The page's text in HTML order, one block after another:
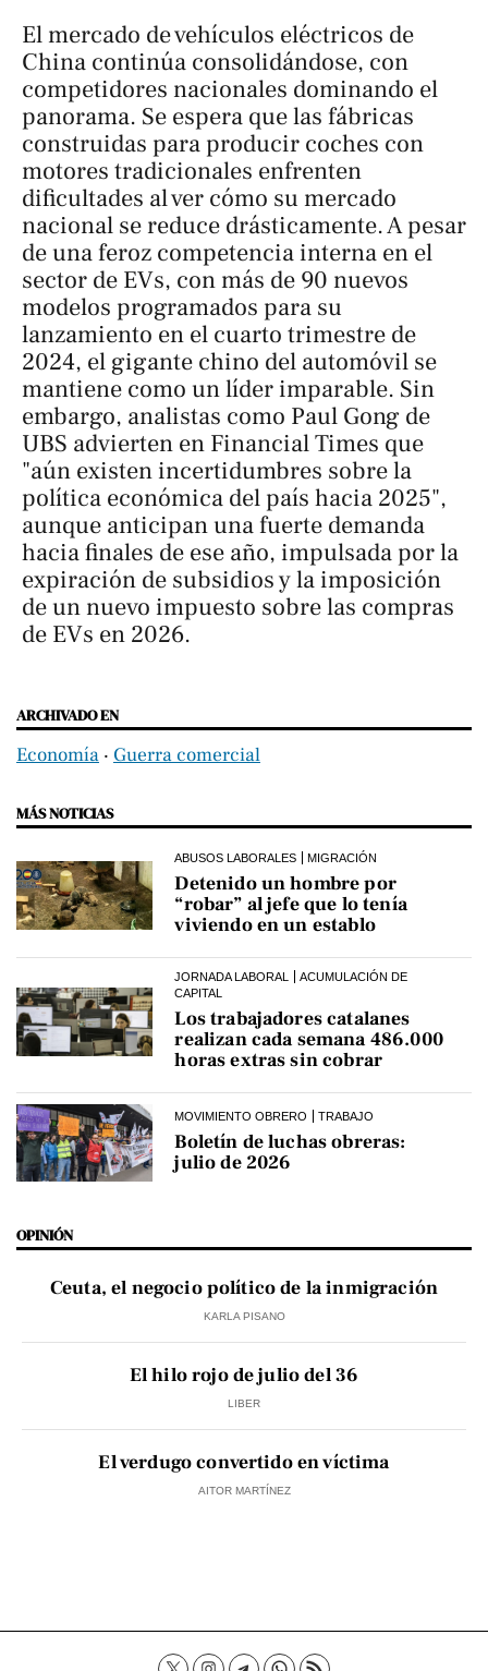
El mercado de vehículos eléctricos de
China continúa consolidándose, con
competidores nacionales dominando el
panorama. Se espera que las fábricas
construidas para producir coches con
motores tradicionales enfrenten
dificultades al ver cómo su mercado
nacional se reduce drásticamente. A pesar
de una feroz competencia interna en el
sector de EVs, con más de 90 nuevos
modelos programados para su
lanzamiento en el cuarto trimestre de
2024, el gigante chino del automóvil se
mantiene como un líder imparable. Sin
embargo, analistas como Paul Gong de
UBS advierten en Financial Times que
"aún existen incertidumbres sobre la
política económica del país hacia 2025",
aunque anticipan una fuerte demanda
hacia finales de ese año, impulsada por la
expiración de subsidios y la imposición
de un nuevo impuesto sobre las compras
de EVs en 2026.
ARCHIVADO EN
Economía ‧ Guerra comercial
MÁS NOTICIAS
ABUSOS LABORALES MIGRACIÓN
Detenido un hombre por
“robar” al jefe que lo tenía
viviendo en un establo
JORNADA LABORAL
ACUMULACIÓN DE
CAPITAL
Los trabajadores catalanes
realizan cada semana 486.000
horas extras sin cobrar
MOVIMIENTO OBRERO TRABAJO
Boletín de luchas obreras:
julio de 2026
OPINIÓN
Ceuta, el negocio político de la inmigración
KARLA PISANO
El hilo rojo de julio del 36
LIBER
El verdugo convertido en víctima
AITOR MARTÍNEZ